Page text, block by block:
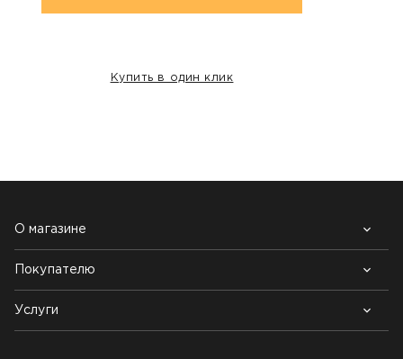
Купить в один клик
О магазине
Почему выбирают нас
Контакты
Блог
Покупателю
Возврат товара
Как заказать
Услуги